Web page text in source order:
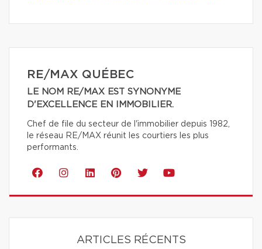
RE/MAX QUÉBEC
LE NOM RE/MAX EST SYNONYME
D'EXCELLENCE EN IMMOBILIER.
Chef de file du secteur de l'immobilier depuis 1982,
le réseau RE/MAX réunit les courtiers les plus
performants.
ARTICLES RÉCENTS